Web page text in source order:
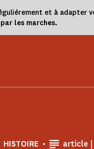
et à adapter
les marches.
HISTOIRE article |